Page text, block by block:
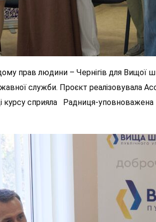
прав людини – Чернігів для Вищої
служби. Проєкт реалізовувала
курсу сприяла Радниця-